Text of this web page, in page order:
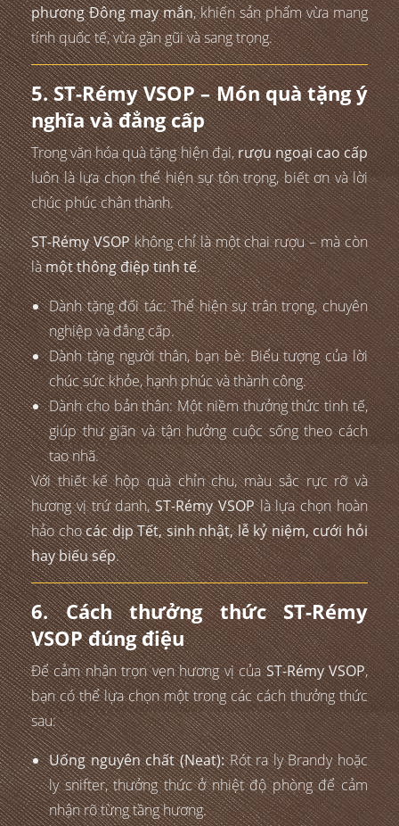
phương Đông may mắn, khiến sản phẩm vừa mang
tính quốc tế, vừa gần gũi và sang trọng.
5. ST-Rémy VSOP – Món quà tặng ý
nghĩa và đẳng cấp
Trong văn hóa quà tặng hiện đại,rượu ngoại cao cấp
luôn là lựa chọn thể hiện sự tôn trọng, biết ơn và lời
chúc phúc chân thành.
ST-Rémy VSOPkhông chỉ là một chai rượu – mà còn
làmột thông điệp tinh tế.
Dành tặng đối tác: Thể hiện sự trân trọng, chuyên
nghiệp và đẳng cấp.
Dành tặng người thân, bạn bè: Biểu tượng của lời
chúc sức khỏe, hạnh phúc và thành công.
Dành cho bản thân: Một niềm thưởng thức tinh tế,
giúp thư giãn và tận hưởng cuộc sống theo cách
tao nhã.
Với thiết kế hộp quà chỉn chu, màu sắc rực rỡ và
hương vị trứ danh,ST-Rémy VSOPlà lựa chọn hoàn
hảo chocác dịp Tết, sinh nhật, lễ kỷ niệm, cưới hỏi
hay biếu sếp.
6. Cách thưởng thức ST-Rémy
VSOP đúng điệu
Để cảm nhận trọn vẹn hương vị củaST-Rémy VSOP,
bạn có thể lựa chọn một trong các cách thưởng thức
sau:
Uống nguyên chất (Neat):Rót ra ly Brandy hoặc
ly snifter, thưởng thức ở nhiệt độ phòng để cảm
nhận rõ từng tầng hương.